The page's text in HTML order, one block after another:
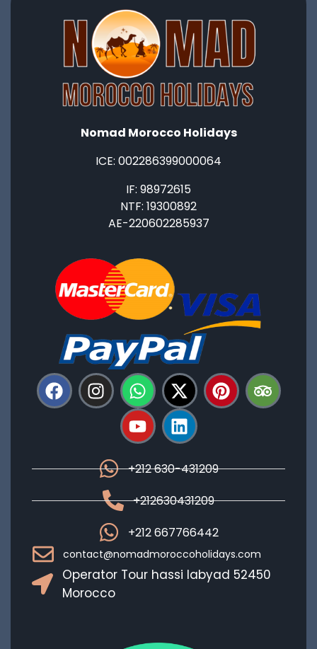
Nomad Morocco Holidays
ICE: ‭002286399000064‬
IF: 98972615
NTF: 19300892
AE-220602285937
+212 630-431209
+212630431209
+212 667766442
contact@nomadmoroccoholidays.com
Operator Tour hassi labyad 52450
Morocco